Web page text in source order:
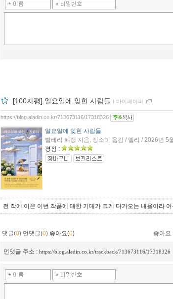
[100자평] 일요일에 잊힌 사람들 ｌ 마이페이퍼
https://blog.aladin.co.kr/713673116/17318326
일요일에 잊힌 사람들
발레리 페랭 지음, 장소미 옮김 / 엘리 / 2026년 5
평점 :
전 작에 이은 이번 작품에 대한 기대가 크게 다가오는 내용이라
댓글(0) 먼댓글(0) 좋아요(0) 좋아요
먼댓글 주소 : https://blog.aladin.co.kr/trackback/713673116/17318326